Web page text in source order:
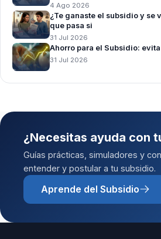
4 Ago 2026
¿Te ganaste el subsidio y se
que pasa si
31 Jul 2026
Ahorro para el Subsidio:
31 Jul 2026
¿Necesitas ayuda con
Guías prácticas, simuladores y
entender y postular a tu subsidio.
Aprende del Subsidio